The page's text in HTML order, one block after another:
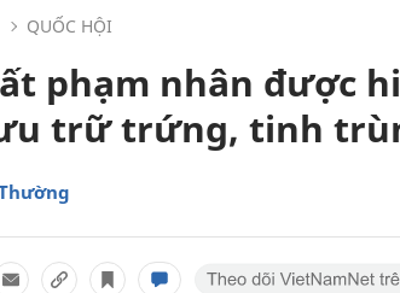
QUỐC HỘI
phạm nhân được
trữ trứng, tinh